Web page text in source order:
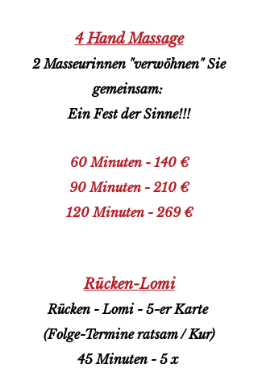
4 Hand Massage
2 Masseurinnen "verwöhnen" Sie
gemeinsam:
Ein Fest der Sinne!!!
60 Minuten - 140 €
90 Minuten - 210 €
120 Minuten - 269 €
Rücken-Lomi
Rücken - Lomi - 5-er Karte
(Folge-Termine ratsam / Kur)
45 Minuten - 5 x